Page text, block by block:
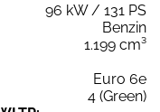
96 kW / 131 PS
Benzin
1.199 cm³
Euro 6e
4 (Green)